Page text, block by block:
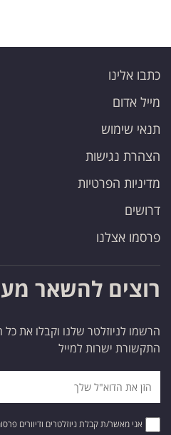
כתבו אלינו
מייל אדום
תנאי שימוש
הצהרת נגישות
מדיניות הפרטיות
דרושים
פרסמו אצלנו
רוצים להשאר
הרשמו לניוזלטר שלנו וקבלו את
התקשורת ישרות למייל
אני מאשר/ת קבלת ניוזלטרים ודיוורים